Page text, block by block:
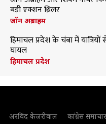
बड़ी एक्शन थ्रिलर
जॉन अब्राहम
हिमाचल प्रदेश के चंबा में
घायल
हिमाचल प्रदेश
अरविंद केजरीवाल कांग्रेस समाचार